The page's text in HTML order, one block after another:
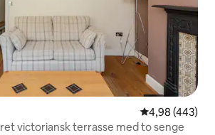
4,98 ud af 5 i
4,98 (443)
victoriansk terrasse med to senge